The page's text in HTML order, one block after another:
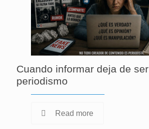
Cuando informar deja de ser
periodismo
Read more